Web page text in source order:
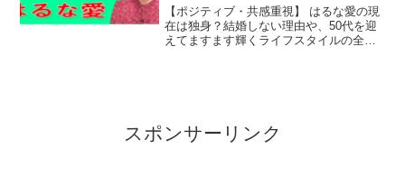
【ポジティブ・共感重視】 はるな愛の現
在は独身？結婚しない理由や、50代を迎
えてますます輝くライフスタイルの全貌
スポンサーリンク